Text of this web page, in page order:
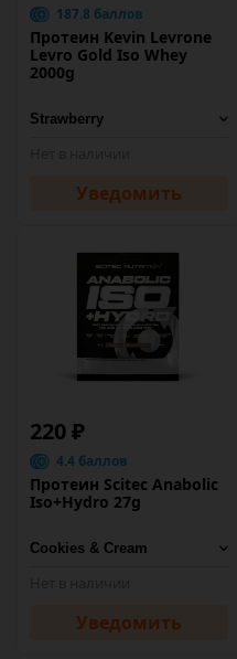
187.8 баллов
Протеин Kevin Levrone
Levro Gold Iso Whey
2000g
Уведомить
220 ₽
4.4 баллов
Протеин Scitec Anabolic
Iso+Hydro 27g
Уведомить